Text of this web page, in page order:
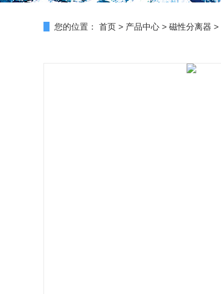
您的位置： 首页 > 产品中心 > 磁性分离器 >